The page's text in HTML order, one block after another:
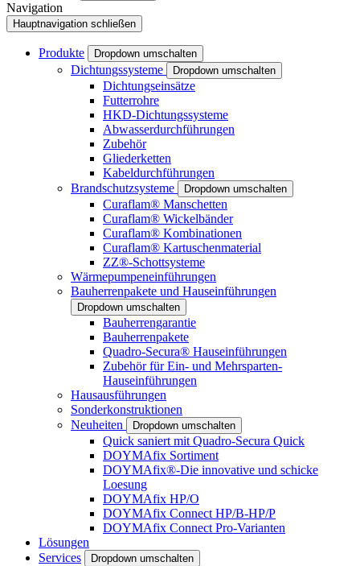
Navigation
Hauptnavigation schließen
Produkte Dropdown umschalten
Dichtungssysteme Dropdown umschalten
Dichtungseinsätze
Futterrohre
HKD-Dichtungssysteme
Abwasserdurchführungen
Zubehör
Gliederketten
Kabeldurchführungen
Brandschutzsysteme
Dropdown umschalten
Curaflam® Manschetten
Curaflam® Wickelbänder
Curaflam® Kombinationen
Curaflam® Kartuschenmaterial
ZZ®-Schottsysteme
Wärmepumpeneinführungen
Bauherrenpakete und Hauseinführungen
Dropdown umschalten
Bauherrengarantie
Bauherrenpakete
Quadro-Secura® Hauseinführungen
Zubehör für Ein- und Mehrsparten-
Hauseinführungen
Hausausführungen
Sonderkonstruktionen
Neuheiten
Dropdown umschalten
Quick saniert mit Quadro-Secura Quick
DOYMAfix Sortiment
DOYMAfix®-Die innovative und schicke
Loesung
DOYMAfix HP/O
DOYMAfix Connect HP/B-HP/P
DOYMAfix Connect Pro-Varianten
Lösungen
Services
Dropdown umschalten